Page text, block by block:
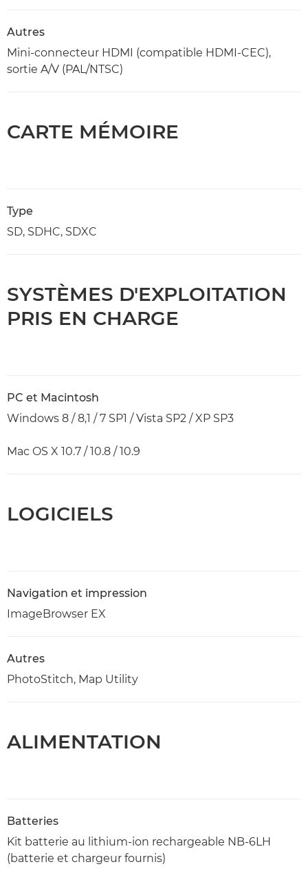
Autres
Mini-connecteur HDMI (compatible HDMI-CEC),
sortie A/V (PAL/NTSC)
CARTE MÉMOIRE
Type
SD, SDHC, SDXC
SYSTÈMES D'EXPLOITATION
PRIS EN CHARGE
PC et Macintosh
Windows 8 / 8,1 / 7 SP1 / Vista SP2 / XP SP3
Mac OS X 10.7 / 10.8 / 10.9
LOGICIELS
Navigation et impression
ImageBrowser EX
Autres
PhotoStitch, Map Utility
ALIMENTATION
Batteries
Kit batterie au lithium-ion rechargeable NB-6LH
(batterie et chargeur fournis)